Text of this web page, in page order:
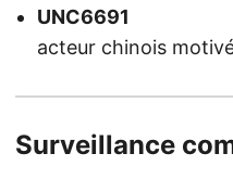
UNC6691
acteur chinois
Surveillance